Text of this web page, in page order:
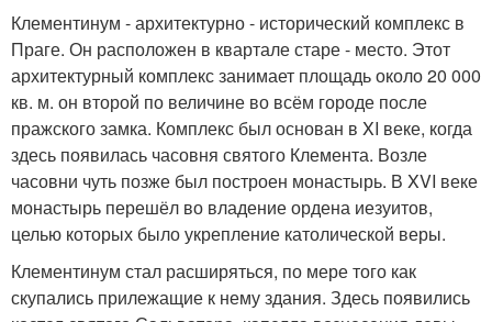
Клементинум - архитектурно - исторический комплекс в
Праге. Он расположен в квартале старе - место. Этот
архитектурный комплекс занимает площадь около 20 000
кв. м. он второй по величине во всём городе после
пражского замка. Комплекс был основан в XI веке, когда
здесь появилась часовня святого Клемента. Возле
часовни чуть позже был построен монастырь. В XVI веке
монастырь перешёл во владение ордена иезуитов,
целью которых было укрепление католической веры.
Клементинум стал расширяться, по мере того как
скупались прилежащие к нему здания. Здесь появились